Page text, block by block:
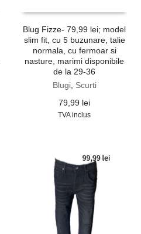
Blug Fizze- 79,99 lei; model
slim fit, cu 5 buzunare, talie
normala, cu fermoar si
nasture, marimi disponibile
de la 29-36
Blugi, Scurti
79,99 lei
TVA inclus